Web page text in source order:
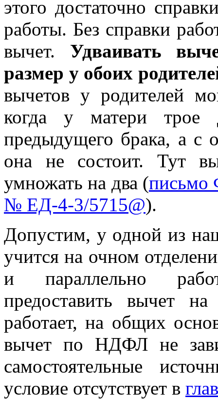
этого достаточно
работы. Без справки
вычет. Удваивать
размер у обоих
вычетов у родителей
когда у матери трое
предыдущего брака, а с
она не состоит. Тут
умножать на два (письмо
№ ЕД-4-3/5715@).
Допустим, у одной из
учится на очном
и параллельно
предоставить вычет
работает, на общих
вычет по НДФЛ не
самостоятельные
условие отсутствует в